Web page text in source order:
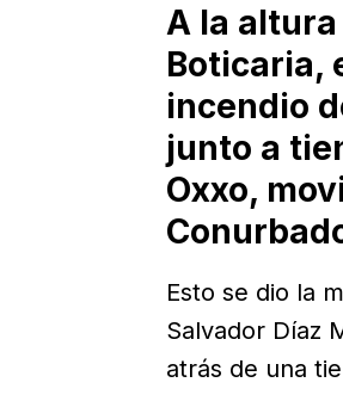
A la altura
Boticaria,
incendio
junto a
Oxxo,
Esto se dio la
Salvador Díaz
atrás de una